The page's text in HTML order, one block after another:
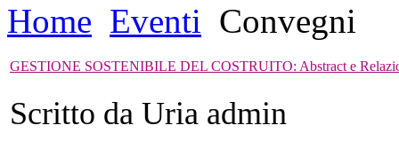
Home Eventi Convegni
GESTIONE SOSTENIBILE DEL COSTRUITO: Abstract e
Scritto da Uria admin